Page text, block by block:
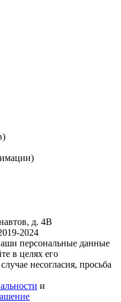
д. 4В
2024
персональные данные
в целях его
несогласия, просьба
и